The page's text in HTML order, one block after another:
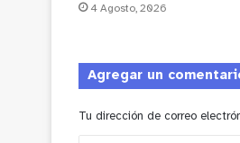
4 Agosto, 2026
Agregar un
Tu dirección de correo